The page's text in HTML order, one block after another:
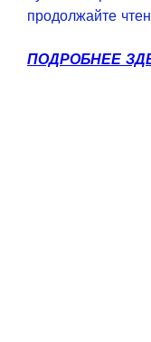
продолжайте
ПОДРОБНЕЕ